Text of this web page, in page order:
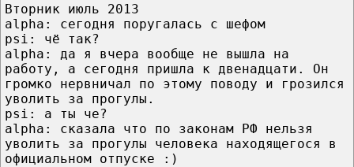
Вторник июль 2013
alpha: сегодня поругалась с шефом
psi: чё так?
alpha: да я вчера вообще не вышла на
работу, а сегодня пришла к двенадцати. Он
громко нервничал по этому поводу и грозился
уволить за прогулы.
psi: а ты че?
alpha: сказала что по законам РФ нельзя
уволить за прогулы человека находящегося в
официальном отпуске :)